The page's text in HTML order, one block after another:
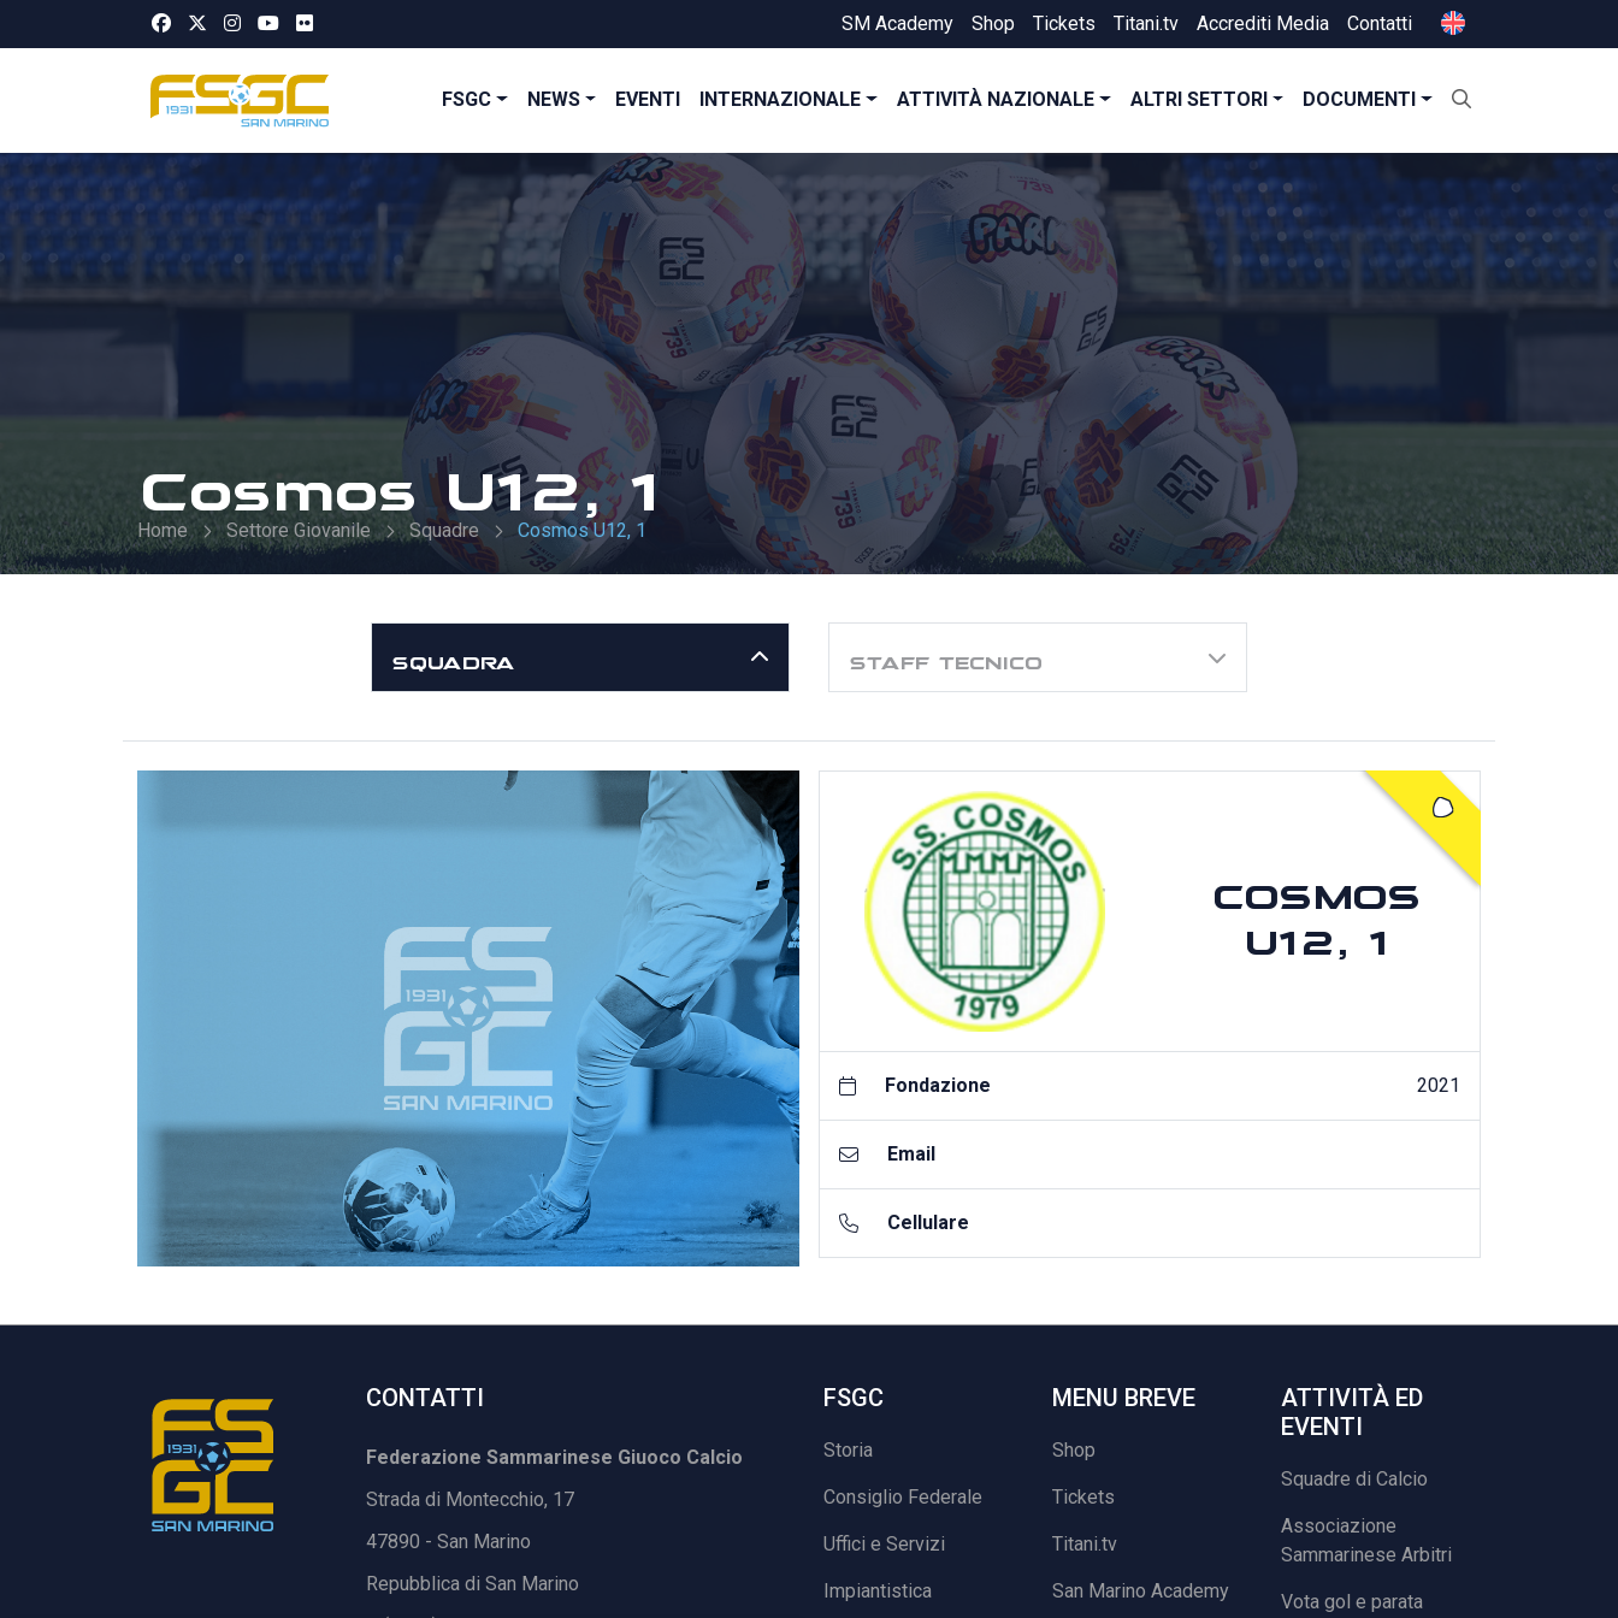
SM Academy Shop Tickets Titani.tv Accrediti Media Contatti
FSGC NEWS EVENTI INTERNAZIONALE ATTIVITÀ NAZIONALE ALTRI SETTORI DOCUMENTI
Cosmos U12, 1
Home Settore Giovanile Squadre Cosmos U12, 1
SQUADRA STAFF TECNICO
COSMOS
U12, 1
Fondazione 2021
Email
Cellulare
CONTATTI
Federazione Sammarinese Giuoco Calcio
Strada di Montecchio, 17
47890 - San Marino
Repubblica di San Marino
FSGC
Storia
Consiglio Federale
Uffici e Servizi
Impiantistica
MENU BREVE
Shop
Tickets
Titani.tv
San Marino Academy
ATTIVITÀ ED
EVENTI
Squadre di Calcio
Associazione
Sammarinese Arbitri
Vota gol e parata